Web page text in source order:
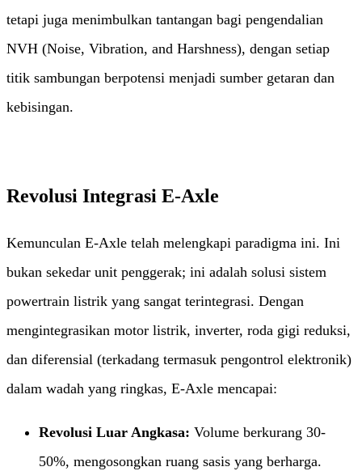
tetapi juga menimbulkan tantangan bagi pengendalian
NVH (Noise, Vibration, and Harshness), dengan setiap
titik sambungan berpotensi menjadi sumber getaran dan
kebisingan.
Revolusi Integrasi E-Axle
Kemunculan E-Axle telah melengkapi paradigma ini. Ini
bukan sekedar unit penggerak; ini adalah solusi sistem
powertrain listrik yang sangat terintegrasi. Dengan
mengintegrasikan motor listrik, inverter, roda gigi reduksi,
dan diferensial (terkadang termasuk pengontrol elektronik)
dalam wadah yang ringkas, E-Axle mencapai:
Revolusi Luar Angkasa:​ ​ Volume berkurang 30-
50%, mengosongkan ruang sasis yang berharga.